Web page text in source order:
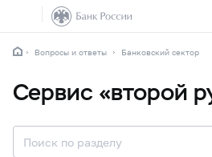
Вопросы и ответы Банковский сектор
Сервис «второй